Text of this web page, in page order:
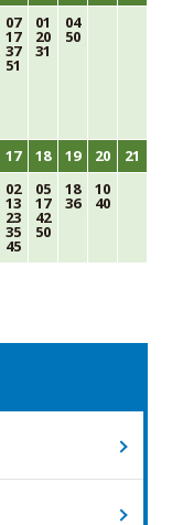
07
17
37
51
01
20
31
04
50
17 18 19 20 21
02
13
23
35
45
05
17
42
50
18
36
10
40